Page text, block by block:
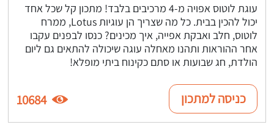
עוגת לוטוס אפויה מ-4 מרכיבים בלבד! מתכון קל שכל אחד
יכול להכין בבית. כל מה שצריך הן עוגיות Lotus, ממרח
לוטוס, חלב ואבקת אפייה, איך מכינים? כנסו לבפנים עקבו
אחר ההוראות ותהנו מאחלה עוגה שיכולה להתאים גם ליום
הולדת, חג שבועות או סתם כקינוח ביתי מופלא!
כניסה למתכון 10684